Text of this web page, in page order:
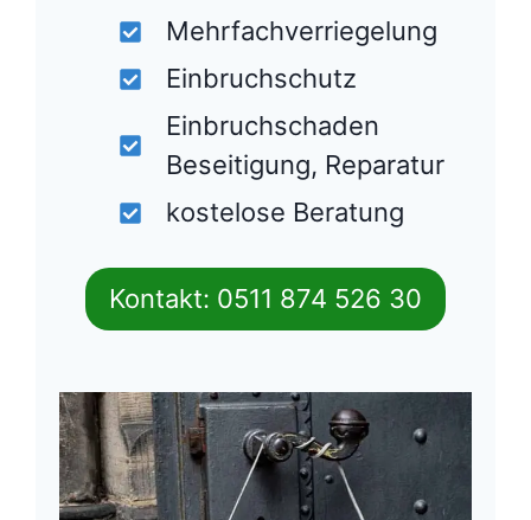
Mehrfachverriegelung
Einbruchschutz
Einbruchschaden
Beseitigung, Reparatur
kostelose Beratung
Kontakt: 0511 874 526 30